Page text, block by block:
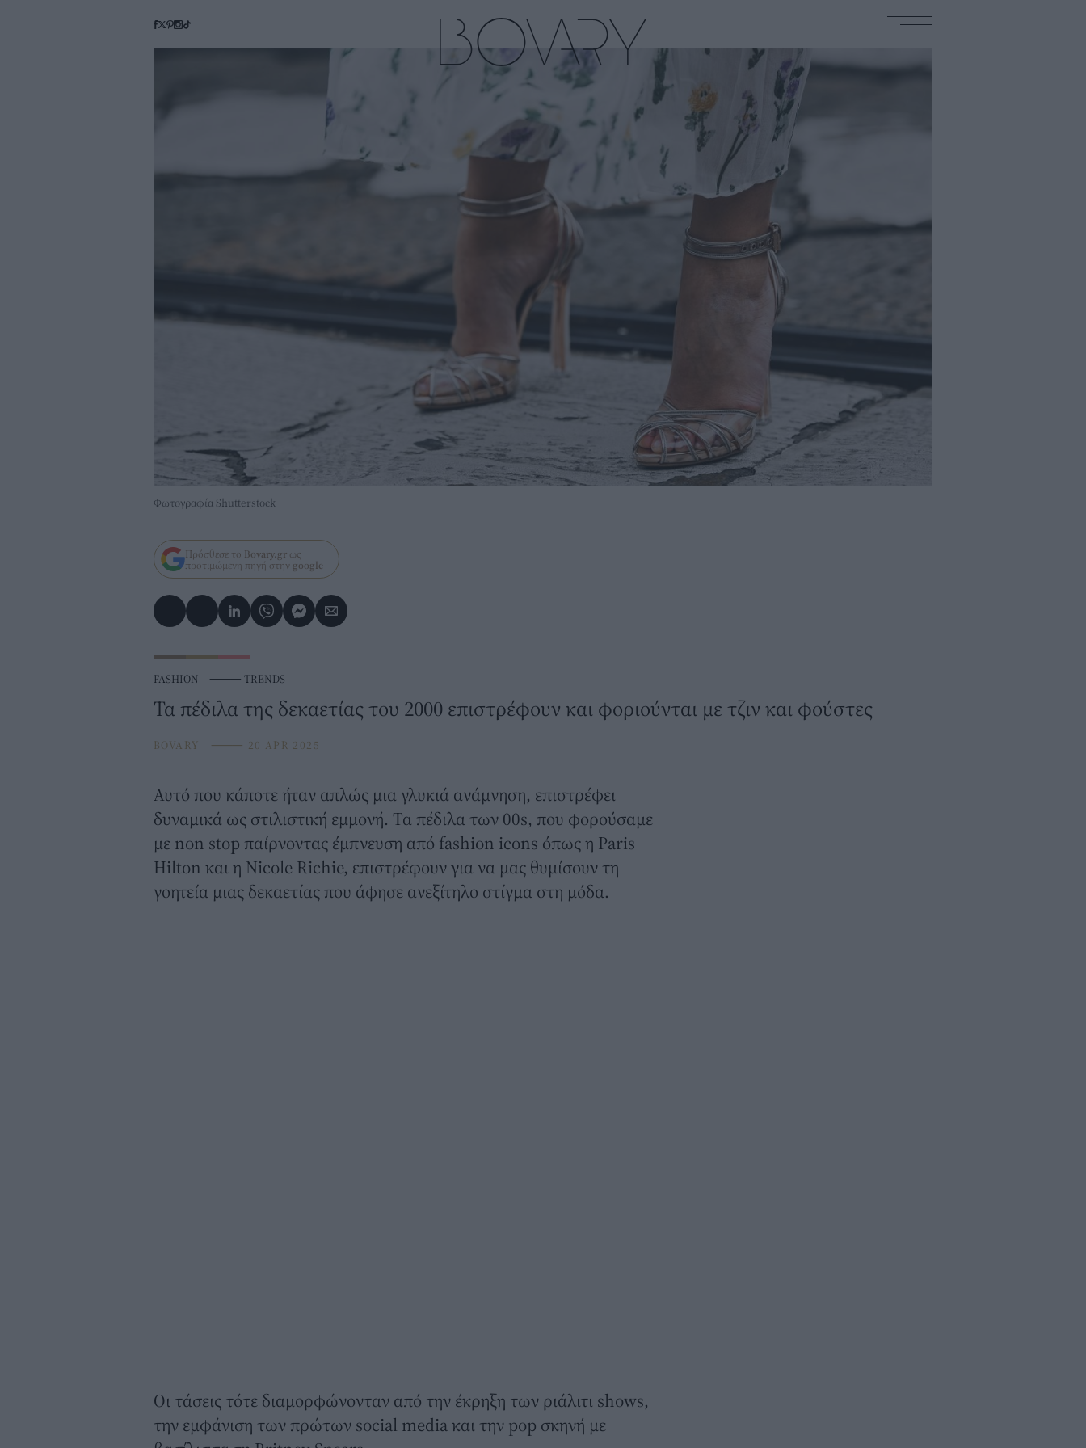
Φωτογραφία Shutterstock
Πρόσθεσε το Bovary.gr ως
προτιμώμενη πηγή στην google
FASHION ⸻ TRENDS
Τα πέδιλα της δεκαετίας του 2000 επιστρέφουν και φοριούνται με τζιν και φούστες
BOVARY ⸻ 20 APR 2025
Αυτό που κάποτε ήταν απλώς μια γλυκιά ανάμνηση, επιστρέφει
δυναμικά ως στιλιστική εμμονή. Τα πέδιλα των 00s, που φορούσαμε
με non stop παίρνοντας έμπνευση από fashion icons όπως η Paris
Hilton και η Nicole Richie, επιστρέφουν για να μας θυμίσουν τη
γοητεία μιας δεκαετίας που άφησε ανεξίτηλο στίγμα στη μόδα.
Οι τάσεις τότε διαμορφώνονταν από την έκρηξη των ριάλιτι shows,
την εμφάνιση των πρώτων social media και την pop σκηνή με